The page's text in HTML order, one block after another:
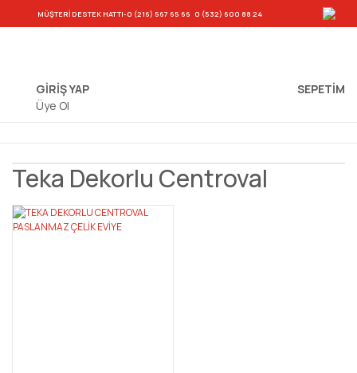
MÜŞTERİ DESTEK HATTI-0 (216) 567 65 66-0 (532) 600 88 24
GİRİŞ YAP
Üye Ol
SEPETIM
Teka Dekorlu Centroval